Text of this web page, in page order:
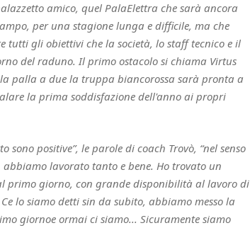
amico, quel PalaElettra che sarà ancora
per una stagione lunga e difficile, ma che
gli obiettivi che la società, lo staff tecnico e il
del raduno. Il primo ostacolo si chiama Virtus
palla a due la truppa biancorossa sarà pronta a
la prima soddisfazione dell'anno ai propri
sono positive”, le parole di coach Trovò, “nel senso
lavorato tanto e bene. Ho trovato un
primo giorno, con grande disponibilità al lavoro di
lo siamo detti sin da subito, abbiamo messo la
giornoe ormai ci siamo... Sicuramente siamo